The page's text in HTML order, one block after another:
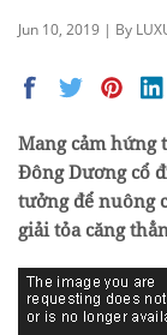
Jun 10, 2019 | By
Mang cảm hứng
Đông Dương cổ
tưởng để nuông
giải tỏa căng